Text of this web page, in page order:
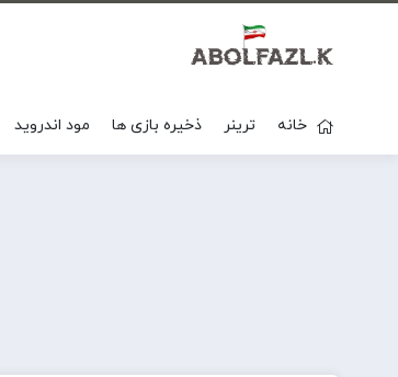
خانه ترینر ذخیره بازی ها مود اندروید